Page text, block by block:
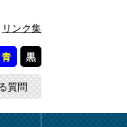
リンク集
青 黒
質問